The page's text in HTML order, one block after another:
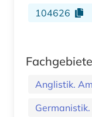
104626
Fachgebiete
Anglistik.